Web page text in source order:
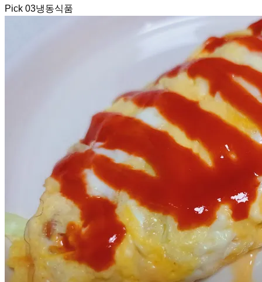
Pick 03냉동식품